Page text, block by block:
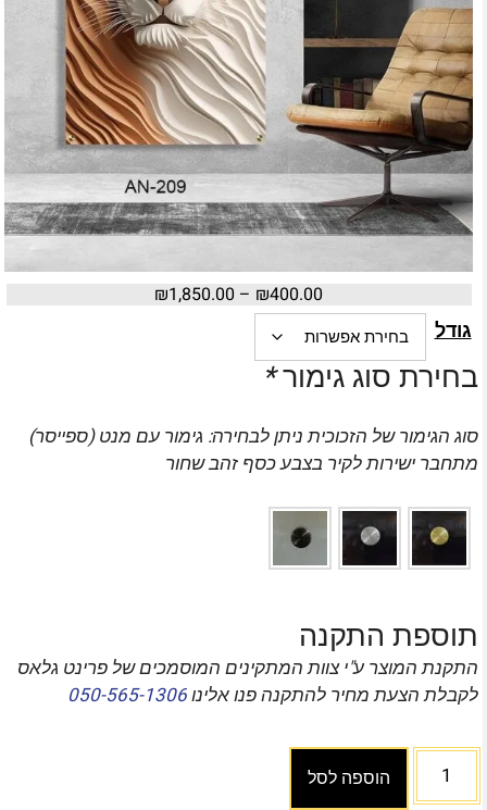
₪400.00
–
₪1,850.00
גודל
בחירת סוג גימור*
סוג הגימור של הזכוכית ניתן לבחירה: גימור עם מנט (ספייסר)
מתחבר ישירות לקיר בצבע כסף זהב שחור
תוספת התקנה
התקנת המוצר ע"י צוות המתקינים המוסמכים של פרינט גלאס
לקבלת הצעת מחיר להתקנה פנו אלינו050-565-1306
הוספה לסל